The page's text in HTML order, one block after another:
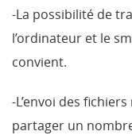
-La possibilité de
l’ordinateur et le
convient.
-L’envoi des
partager un